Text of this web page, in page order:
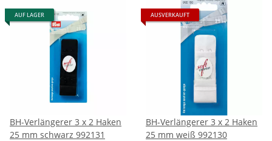
AUF LAGER
BH-Verlängerer 3 x 2 Haken
25 mm schwarz 992131
AUSVERKAUFT
BH-Verlängerer 3 x 2 Haken
25 mm weiß 992130